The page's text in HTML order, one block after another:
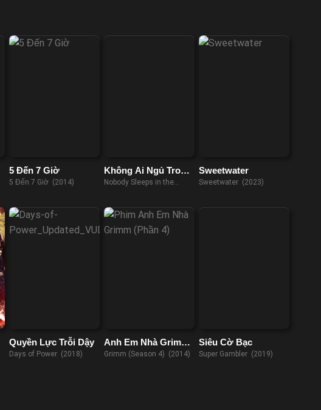
5 Đến 7 Giờ
5 Đến 7 Giờ (2014)
Không Ai Ngủ Trong
Rừng Đêm Nay 2
Nobody Sleeps in the
Sweetwater
Sweetwater (2023)
Quyền Lực Trỗi Dậy
Days of Power (2018)
Anh Em Nhà Grimm
(Phần 4)
Grimm (Season 4) (2014)
Siêu Cờ Bạc
Super Gambler (2019)